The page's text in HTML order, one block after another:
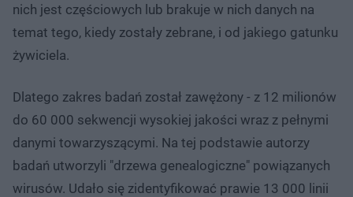
nich jest częściowych lub brakuje w nich danych na
temat tego, kiedy zostały zebrane, i od jakiego gatunku
żywiciela.
Dlatego zakres badań został zawężony - z 12 milionów
do 60 000 sekwencji wysokiej jakości wraz z pełnymi
danymi towarzyszącymi. Na tej podstawie autorzy
badań utworzyli "drzewa genealogiczne" powiązanych
wirusów. Udało się zidentyfikować prawie 13 000 linii